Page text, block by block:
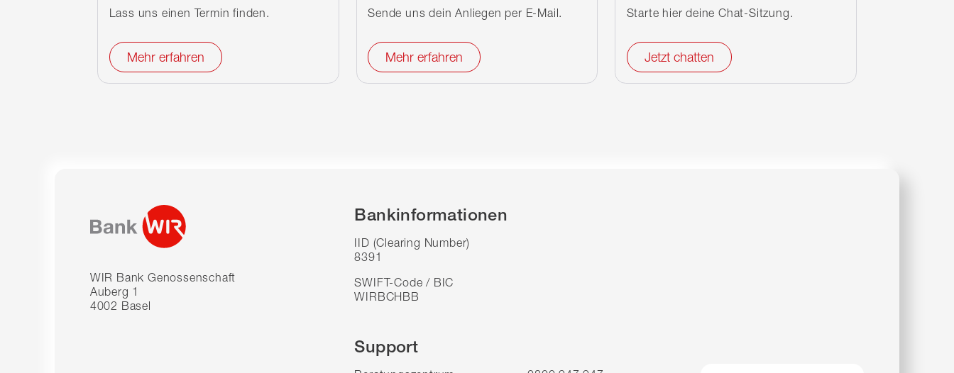
Lass uns einen Termin finden.
Mehr erfahren
Sende uns dein Anliegen per E-Mail.
Mehr erfahren
Starte hier deine Chat-Sitzung.
Jetzt chatten
WIR Bank Genossenschaft
Auberg 1
4002 Basel
Bankinformationen
IID (Clearing Number)
8391
SWIFT-Code / BIC
WIRBCHBB
Support